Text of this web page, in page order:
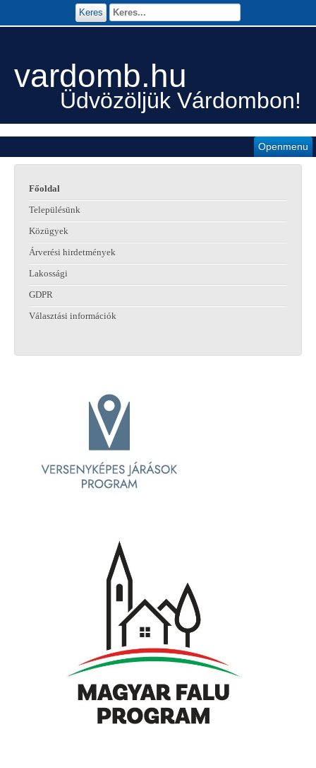
vardomb.hu
Üdvözöljük Várdombon!
Openmenu
Keres
Főoldal
Településünk
Közügyek
Árverési hirdetmények
Lakossági
GDPR
Választási információk